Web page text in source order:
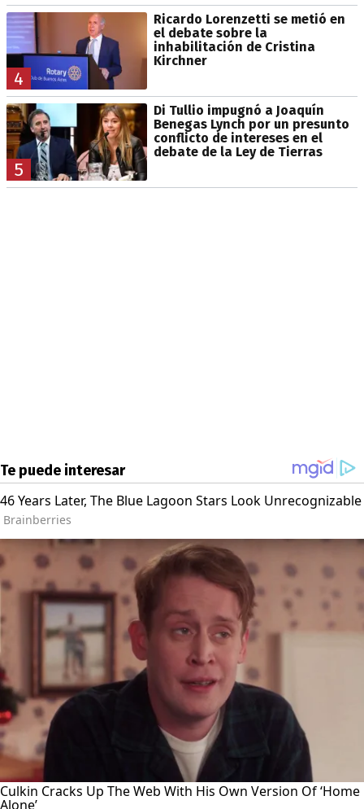
4
Ricardo Lorenzetti se metió en
el debate sobre la
inhabilitación de Cristina
Kirchner
5
Di Tullio impugnó a Joaquín
Benegas Lynch por un presunto
conflicto de intereses en el
debate de la Ley de Tierras